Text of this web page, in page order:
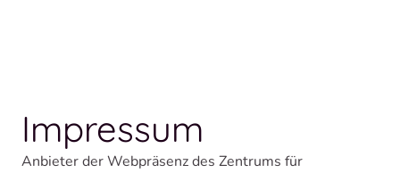
Impressum
Anbieter der Webpräsenz des Zentrums für